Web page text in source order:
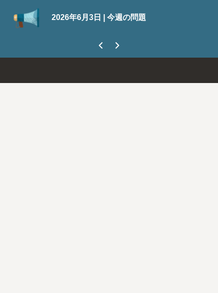
2026年6月3日 | 今週の問題